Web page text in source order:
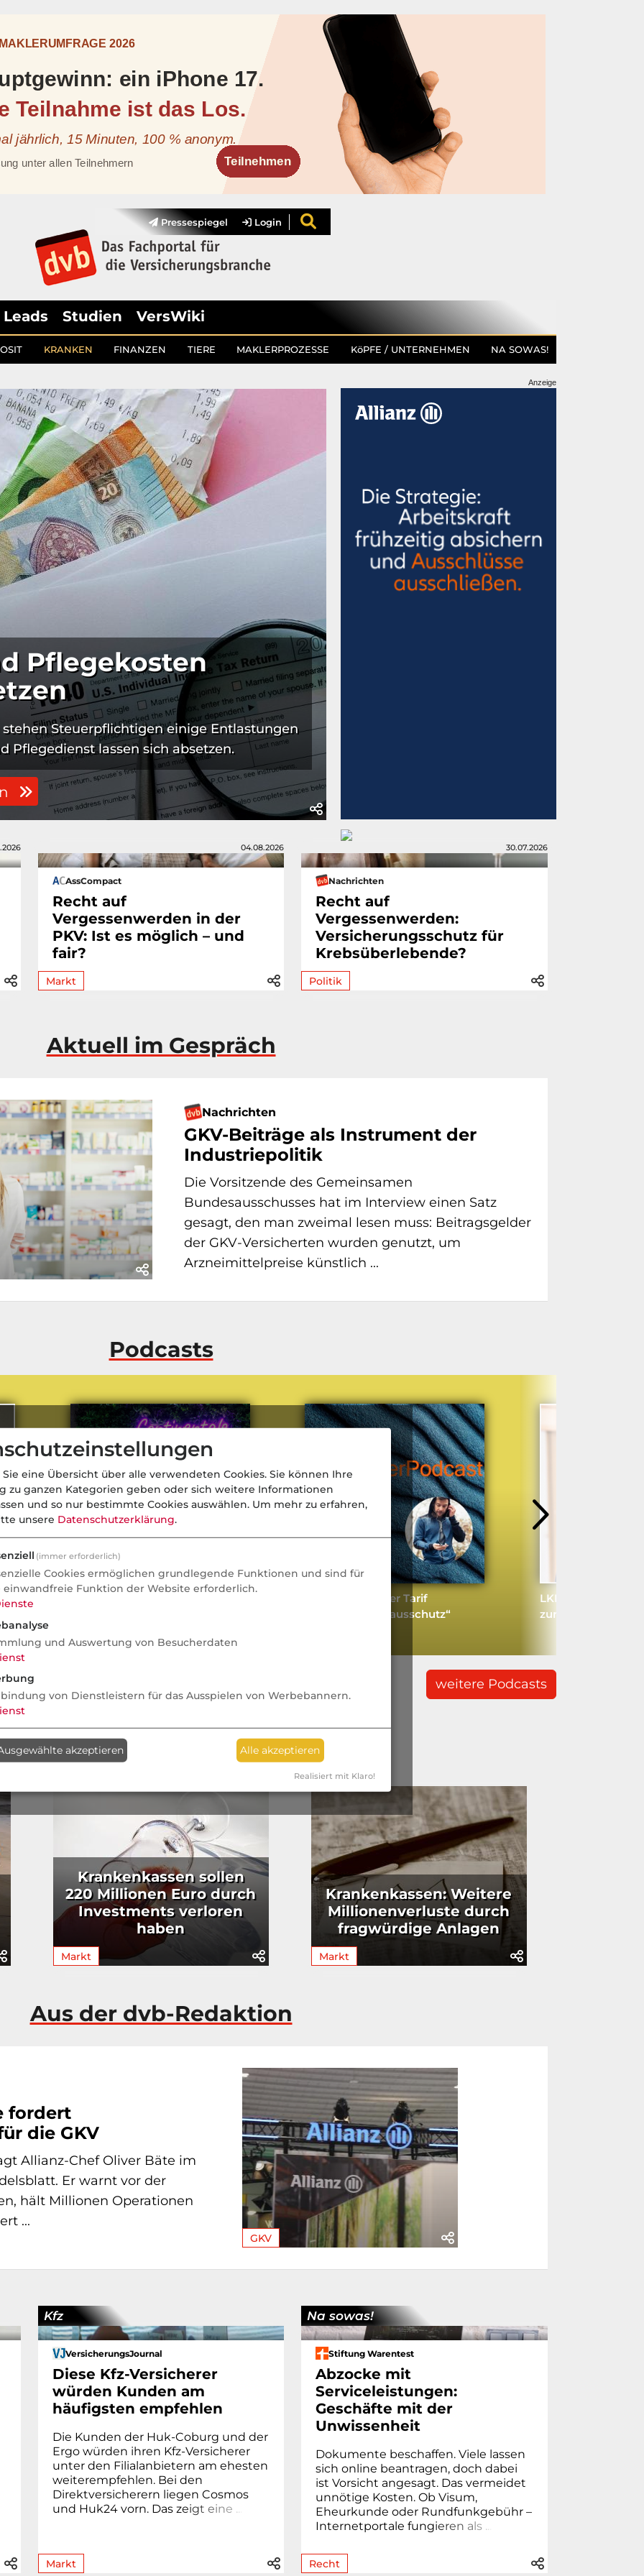
Pressespiegel Login
Leads Studien VersWiki
KRANKEN FINANZEN TIERE MAKLERPROZESSE KöPFE / UNTERNEHMEN NA SOWAS!
Pflegekosten
Steuer­pflichtigen einige Entlastungen
Pflege­dienst lassen sich absetzen.
Anzeige
04.08.2026
AssCompact
Recht auf
Vergessenwerden in der
PKV: Ist es möglich – und
fair?
Markt
30.07.2026
Nachrichten
Recht auf
Vergessenwerden:
Versicherungsschutz für
Krebsüberlebende?
Politik
Aktuell im Gespräch
Nachrichten
GKV-Beiträge als Instrument der
Industriepolitik
Die Vorsitzende des Gemeinsamen
Bundesausschusses hat im Interview einen Satz
gesagt, den man zweimal lesen muss: Beitragsgelder
der GKV-Versicherten wurden genutzt, um
Arzneimittelpreise künstlich ...
Podcasts
Neuer stationärer Tarif
„MeinKrankenhausschutz“
LKH-Vorstand
zur GKV-Reform
weitere Podcasts
Krankenkassen sollen
220 Millionen Euro durch
Investments verloren
haben
Markt
Krankenkassen: Weitere
Millionenverluste durch
fragwürdige Anlagen
Markt
Aus der dvb-Redaktion
GKV
fordert
die GKV
Allianz-Chef Oliver Bäte im
Er warnt vor der
hält Millionen Operationen
...
Kfz
VersicherungsJournal
Diese Kfz-Versicherer
würden Kunden am
häufigsten empfehlen
Die Kunden der Huk-Coburg und der
Ergo würden ihren Kfz-Versicherer
unter den Filialanbietern am ehesten
weiterempfehlen. Bei den
Direktversicherern liegen Cosmos
und Huk24 vorn. Das zeigt eine ..
Markt
Na sowas!
Stiftung Warentest
Abzocke mit
Serviceleistungen:
Geschäfte mit der
Unwissenheit
Dokumente beschaffen. Viele lassen
sich online beantragen, doch dabei
ist Vorsicht angesagt. Das vermeidet
unnötige Kosten. Ob Visum,
Eheur­kunde oder Rund­funk­gebühr –
Internetportale fungieren als ..
Recht
eine Übersicht über alle verwendeten Cookies. Sie können Ihre
zu ganzen Kategorien geben oder sich weitere Informationen
und so nur bestimmte Cookies auswählen. Um mehr zu erfahren,
unsere Datenschutzerklärung.
(immer erforderlich)
Cookies ermöglichen grundlegende Funktionen und sind für
einwandfreie Funktion der Website erforderlich.
und Auswertung von Besucherdaten
von Dienstleistern für das Ausspielen von Werbebannern.
akzeptieren Alle akzeptieren
Realisiert mit Klaro!